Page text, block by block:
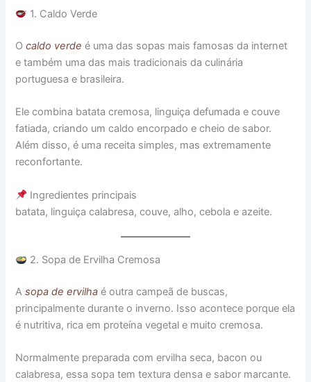
1. Caldo Verde
Ocaldo verde é uma das sopas mais famosas da internet
e também uma das mais tradicionais da culinária
portuguesa e brasileira.
Ele combina batata cremosa, linguiça defumada e couve
fatiada, criando um caldo encorpado e cheio de sabor.
Além disso, é uma receita simples, mas extremamente
reconfortante.
Ingredientes principais
batata, linguiça calabresa, couve, alho, cebola e azeite.
2. Sopa de Ervilha Cremosa
Asopa de ervilha é outra campeã de buscas,
principalmente durante o inverno. Isso acontece porque ela
é nutritiva, rica em proteína vegetal e muito cremosa.
Normalmente preparada com ervilha seca, bacon ou
calabresa, essa sopa tem textura densa e sabor marcante.